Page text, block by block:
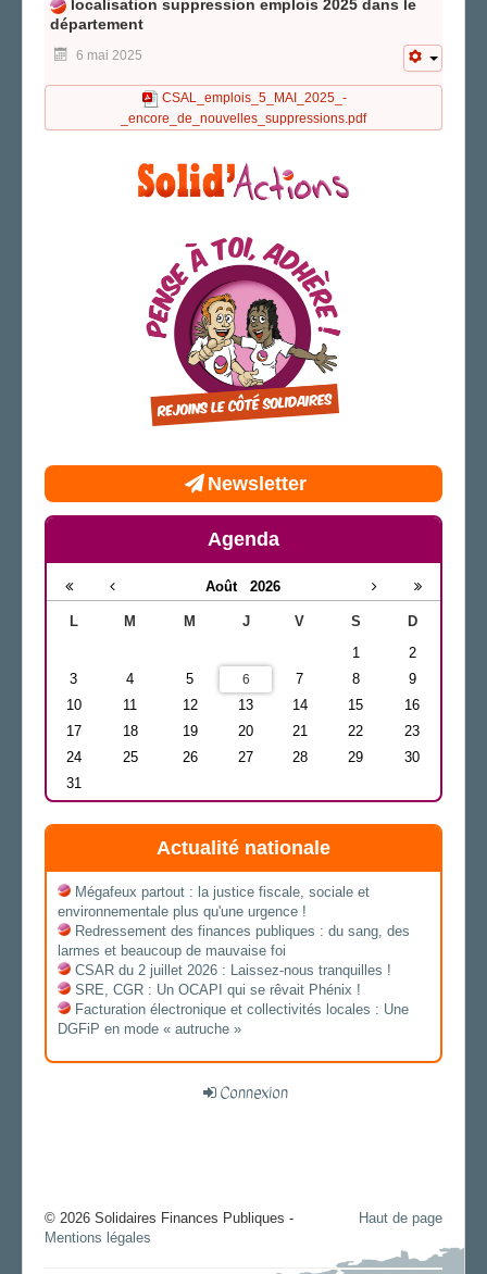
localisation suppression emplois 2025 dans le
département
6 mai 2025
CSAL_emplois_5_MAI_2025_-
_encore_de_nouvelles_suppressions.pdf
Newsletter
Agenda
Août 2026
L M M J V S
D
1
2
3
4 5 6 7 8
9
10
11 12 13 14 15
16
17
18 19 20 21 22
23
24
25 26 27 28 29
30
31
Actualité nationale
Mégafeux partout : la justice fiscale, sociale et
environnementale plus qu'une urgence !
Redressement des finances publiques : du sang, des
larmes et beaucoup de mauvaise foi
CSAR du 2 juillet 2026 : Laissez-nous tranquilles !
SRE, CGR : Un OCAPI qui se rêvait Phénix !
Facturation électronique et collectivités locales : Une
DGFiP en mode « autruche »
Connexion
Haut de page
© 2026 Solidaires Finances Publiques -
Mentions légales